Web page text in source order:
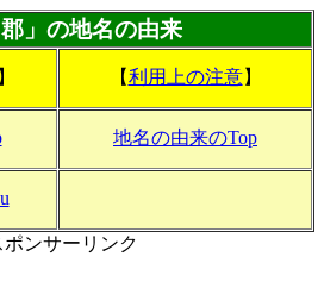
郡」の地名の由来
】 【利用上の注意】
地名の由来のTop
ポンサーリンク